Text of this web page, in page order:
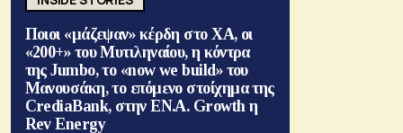
Ποιοι «μάζεψαν» κέρδη στο ΧΑ, οι
«200+» του Μυτιληναίου, η κόντρα
της Jumbo, το «now we build» του
Μανουσάκη, το επόμενο στοίχημα της
CrediaBank, στην ΕΝ.Α. Growth η
Rev Energy